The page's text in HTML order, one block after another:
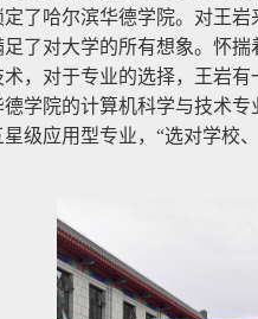
了哈尔滨华德学院。对王
了对大学的所有想象。怀
，对于专业的选择，王岩
学院的计算机科学与技术
级应用型专业，“选对学校